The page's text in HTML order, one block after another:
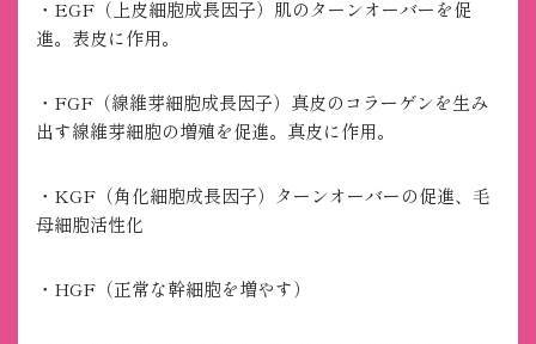
・EGF（上皮細胞成長因子）肌のターンオーバーを促
進。表皮に作用。
・FGF（線維芽細胞成長因子）真皮のコラーゲンを生み
出す線維芽細胞の増殖を促進。真皮に作用。
・KGF（角化細胞成長因子）ターンオーバーの促進、毛
母細胞活性化
・HGF（正常な幹細胞を増やす）